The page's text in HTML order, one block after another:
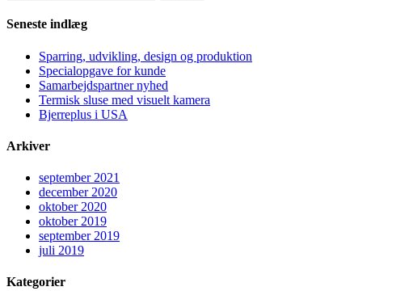
Seneste indlæg
Sparring, udvikling, design og produktion
Specialopgave for kunde
Samarbejdspartner nyhed
Termisk sluse med visuelt kamera
Bjerreplus i USA
Arkiver
september 2021
december 2020
oktober 2020
oktober 2019
september 2019
juli 2019
Kategorier